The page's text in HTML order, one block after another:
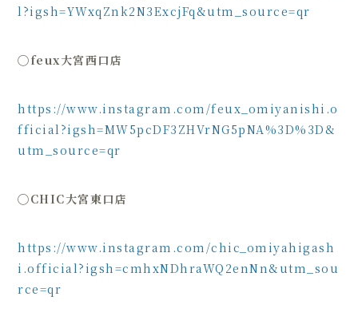
l?igsh=YWxqZnk2N3ExcjFq&utm_source=qr
◯feux大宮西口店
https://www.instagram.com/feux_omiyanishi.o
fficial?igsh=MW5pcDF3ZHVrNG5pNA%3D%3D&
utm_source=qr
◯CHIC大宮東口店
https://www.instagram.com/chic_omiyahigash
i.official?igsh=cmhxNDhraWQ2enNn&utm_sou
rce=qr